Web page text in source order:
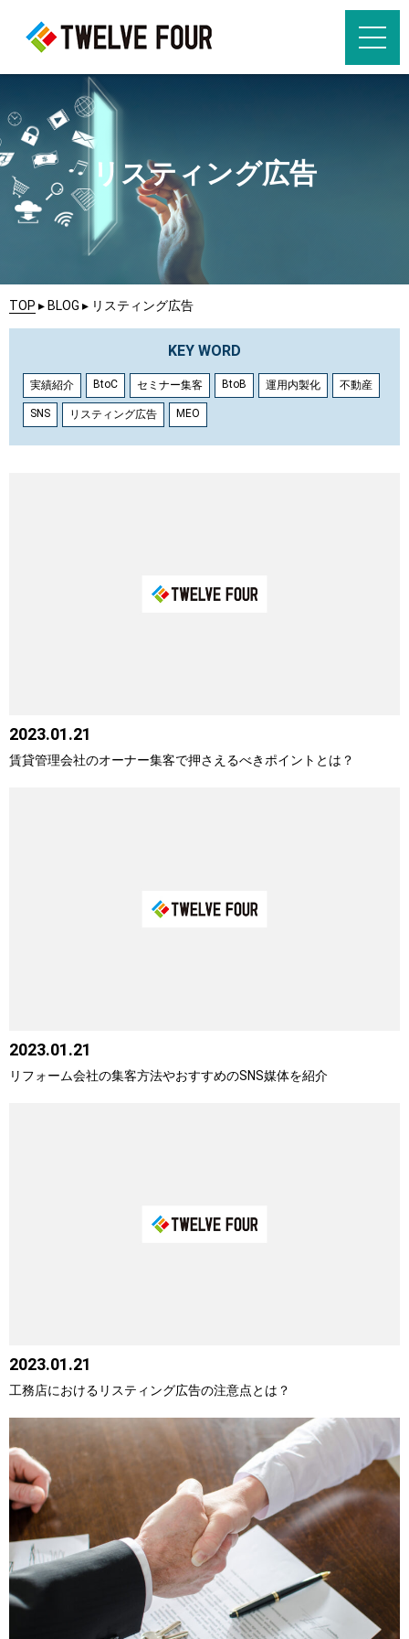
リスティング広告
TOP ▸ BLOG ▸ リスティング広告
KEY WORD
実績紹介 BtoC セミナー集客 BtoB 運用内製化 不動産
SNS リスティング広告 MEO
2023.01.21
賃貸管理会社のオーナー集客で押さえるべきポイントとは？
2023.01.21
リフォーム会社の集客方法やおすすめのSNS媒体を紹介
2023.01.21
工務店におけるリスティング広告の注意点とは？